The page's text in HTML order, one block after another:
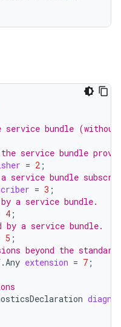
service bundle (without
service bundle
= 2 ;
bundle
= 3 ;
a service bundle.
4 ;
by a service bundle.
5 ;
beyond the standard
extension = 7 ;